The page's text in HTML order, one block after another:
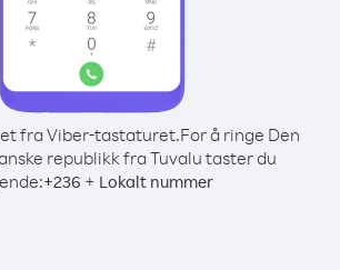
fra Viber-tastaturet.For å ringe Den
republikk fra Tuvalu taster du
+236 + Lokalt nummer